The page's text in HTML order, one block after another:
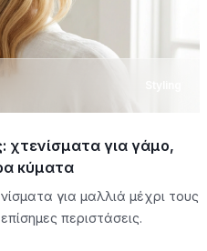
χτενίσματα για γάμο,
κύματα
για μαλλιά μέχρι τους
περιστάσεις.